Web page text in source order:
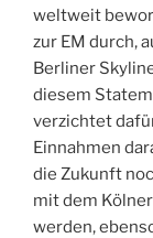
weltweit
zur EM durch,
Berliner
diesem
verzichtet
Einnahmen
die Zukunft
mit dem
werden,